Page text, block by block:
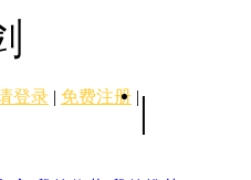
登录 | 免费注册 | |